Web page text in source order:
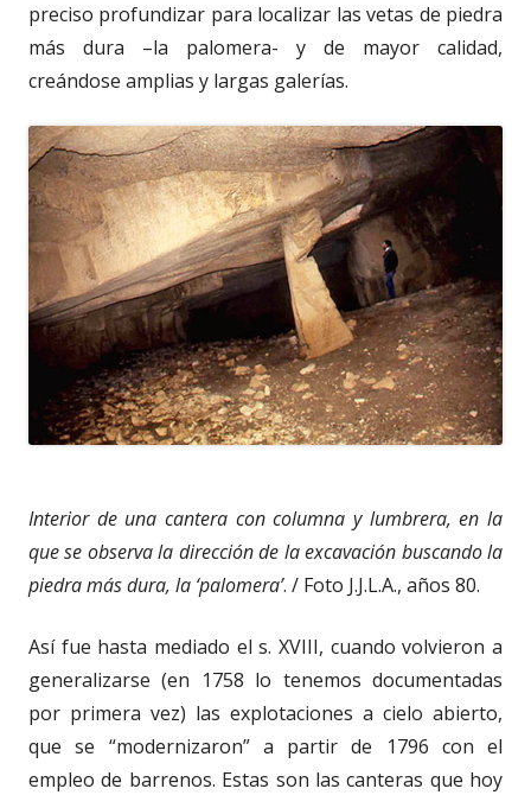
preciso profundizar para localizar las vetas de piedra
más dura –la palomera- y de mayor calidad,
creándose amplias y largas galerías.
Interior de una cantera con columna y lumbrera, en la
que se observa la dirección de la excavación buscando la
piedra más dura, la ‘palomera’. / Foto J.J.L.A., años 80.
Así fue hasta mediado el s. XVIII, cuando volvieron a
generalizarse (en 1758 lo tenemos documentadas
por primera vez) las explotaciones a cielo abierto,
que se “modernizaron” a partir de 1796 con el
empleo de barrenos. Estas son las canteras que hoy